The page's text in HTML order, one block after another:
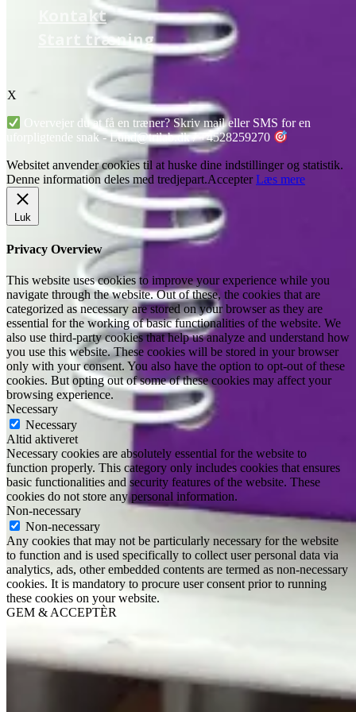
Triathlon Guides
Kontakt
Start træning
instagram
X
Overvejer du at få en træner? Skriv mail eller SMS for en
uforpligtende snak - Lund@trilab.dk / +4528259270
Websitet anvender cookies til at huske dine indstillinger og statistik.
Denne information deles med tredjepart.Accepter Læs mere
Luk
Privacy Overview
This website uses cookies to improve your experience while you
navigate through the website. Out of these, the cookies that are
categorized as necessary are stored on your browser as they are
essential for the working of basic functionalities of the website. We
also use third-party cookies that help us analyze and understand how
you use this website. These cookies will be stored in your browser
only with your consent. You also have the option to opt-out of these
cookies. But opting out of some of these cookies may affect your
browsing experience.
Necessary
Necessary
Altid aktiveret
Necessary cookies are absolutely essential for the website to
function properly. This category only includes cookies that ensures
basic functionalities and security features of the website. These
cookies do not store any personal information.
Non-necessary
Non-necessary
Any cookies that may not be particularly necessary for the website
to function and is used specifically to collect user personal data via
analytics, ads, other embedded contents are termed as non-necessary
cookies. It is mandatory to procure user consent prior to running
these cookies on your website.
GEM & ACCEPTÈR